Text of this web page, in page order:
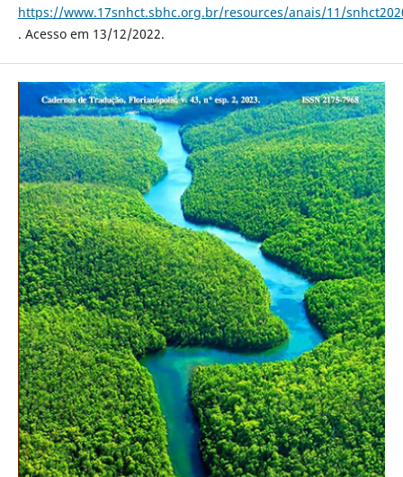
https://www.17snhct.sbhc.org.br/resources/anais/11/
. Acesso em 13/12/2022.